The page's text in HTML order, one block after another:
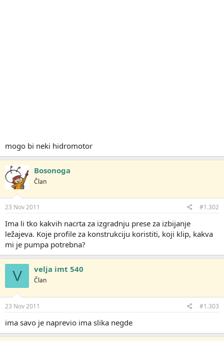
mogo bi neki hidromotor
Bosonoga
Član
23 Nov 2011 #1.302
Ima li tko kakvih nacrta za izgradnju prese za izbijanje
ležajeva. Koje profile za konstrukciju koristiti, koji klip, kakva
mi je pumpa potrebna?
V velja imt 540
Član
23 Nov 2011 #1.303
ima savo je naprevio ima slika negde